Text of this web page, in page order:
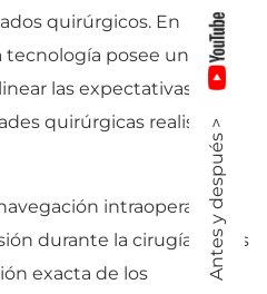
quirúrgicos. En
posee un
las expectativas del
quirúrgicas realistas
intraoperatoria
durante la cirugía. Estos
exacta de los
Antes y después >